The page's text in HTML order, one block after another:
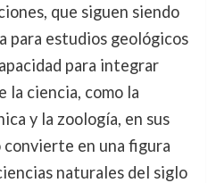
que siguen siendo
para estudios geológicos
para integrar
la ciencia, como la
y la zoología, en sus
en una figura
naturales del siglo